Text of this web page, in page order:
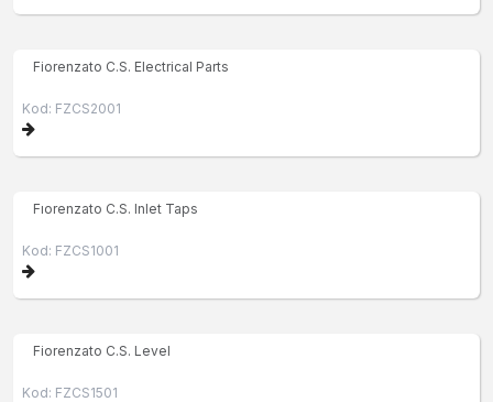
Fiorenzato C.S. Electrical Parts
Kod: FZCS2001
Fıorenzato C.S. Inlet Taps
Kod: FZCS1001
Fiorenzato C.S. Level
Kod: FZCS1501